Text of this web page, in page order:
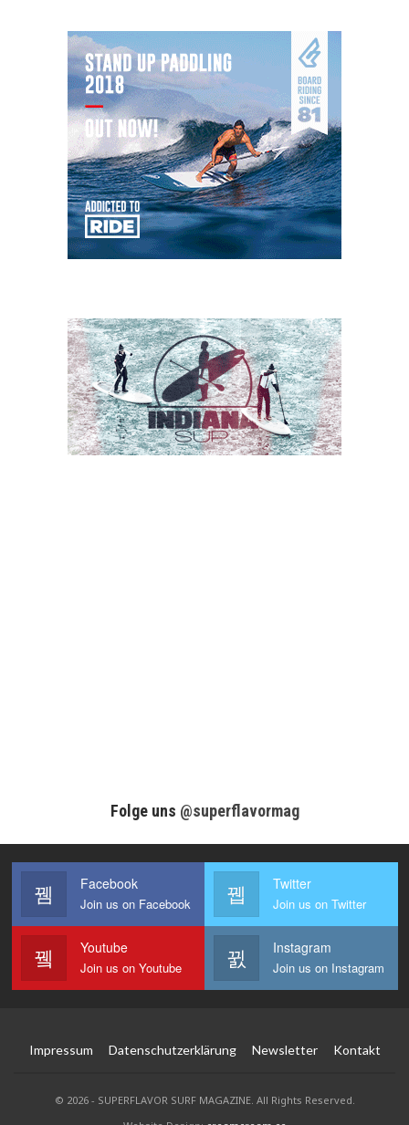
Folge uns @superflavormag
Facebook
Join us on Facebook
Twitter
Join us on Twitter
Youtube
Join us on Youtube
Instagram
Join us on Instagram
Impressum Datenschutzerklärung Newsletter Kontakt
© 2026 - SUPERFLAVOR SURF MAGAZINE. All Rights Reserved.